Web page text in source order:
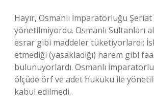
Hayır, Osmanlı İmparatorluğu Şeriat
yönetilmiyordu. Osmanlı Sultanları
esrar gibi maddeler tüketiyorlardı;
etmediği (yasakladığı) harem gibi
bulunuyorlardı. Osmanlı
ölçüde örf ve adet hukuku ile
kabul edilmedi.